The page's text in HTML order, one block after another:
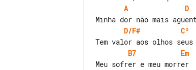
A
D
D/F#
Cº
B7
Em